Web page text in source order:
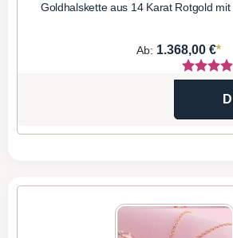
Goldhalskette aus 14 Karat Rotgold
Ab: 1.368,00 €*